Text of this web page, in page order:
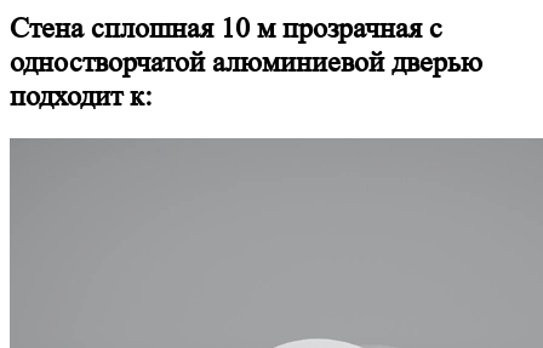
Стена сплошная 10 м прозрачная с
одностворчатой алюминиевой дверью
подходит к: